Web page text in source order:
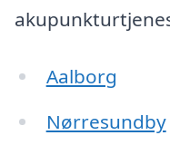
Aalborg
Nørresundby